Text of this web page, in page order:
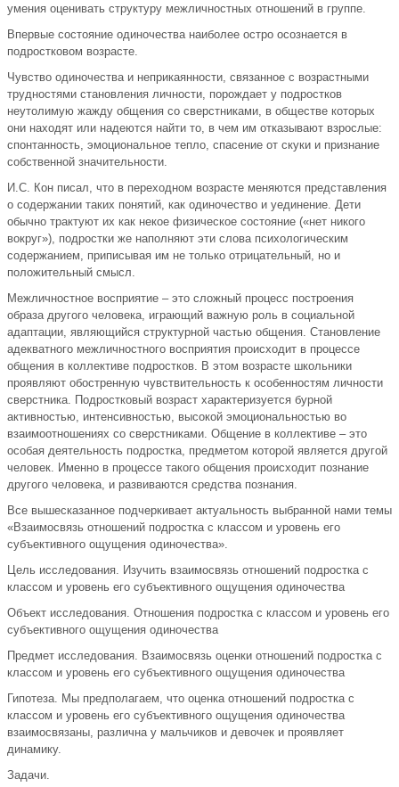
умения оценивать структуру межличностных отношений в группе.
Впервые состояние одиночества наиболее остро осознается в
подростковом возрасте.
Чувство одиночества и неприкаянности, связанное с возрастными
трудностями становления личности, порождает у подростков
неутолимую жажду общения со сверстниками, в обществе которых
они находят или надеются найти то, в чем им отказывают взрослые:
спонтанность, эмоциональное тепло, спасение от скуки и признание
собственной значительности.
И.С. Кон писал, что в переходном возрасте меняются представления
о содержании таких понятий, как одиночество и уединение. Дети
обычно трактуют их как некое физическое состояние («нет никого
вокруг»), подростки же наполняют эти слова психологическим
содержанием, приписывая им не только отрицательный, но и
положительный смысл.
Межличностное восприятие – это сложный процесс построения
образа другого человека, играющий важную роль в социальной
адаптации, являющийся структурной частью общения. Становление
адекватного межличностного восприятия происходит в процессе
общения в коллективе подростков. В этом возрасте школьники
проявляют обостренную чувствительность к особенностям личности
сверстника. Подростковый возраст характеризуется бурной
активностью, интенсивностью, высокой эмоциональностью во
взаимоотношениях со сверстниками. Общение в коллективе – это
особая деятельность подростка, предметом которой является другой
человек. Именно в процессе такого общения происходит познание
другого человека, и развиваются средства познания.
Все вышесказанное подчеркивает актуальность выбранной нами темы
«Взаимосвязь отношений подростка с классом и уровень его
субъективного ощущения одиночества».
Цель исследования. Изучить взаимосвязь отношений подростка с
классом и уровень его субъективного ощущения одиночества
Объект исследования. Отношения подростка с классом и уровень его
субъективного ощущения одиночества
Предмет исследования. Взаимосвязь оценки отношений подростка с
классом и уровень его субъективного ощущения одиночества
Гипотеза. Мы предполагаем, что оценка отношений подростка с
классом и уровень его субъективного ощущения одиночества
взаимосвязаны, различна у мальчиков и девочек и проявляет
динамику.
Задачи.